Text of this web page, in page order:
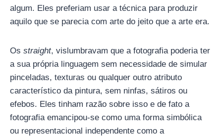
algum. Eles preferiam usar a técnica para produzir
aquilo que se parecia com arte do jeito que a arte era.
Os straight, vislumbravam que a fotografia poderia ter
a sua própria linguagem sem necessidade de simular
pinceladas, texturas ou qualquer outro atributo
característico da pintura, sem ninfas, sátiros ou
efebos. Eles tinham razão sobre isso e de fato a
fotografia emancipou-se como uma forma simbólica
ou representacional independente como a